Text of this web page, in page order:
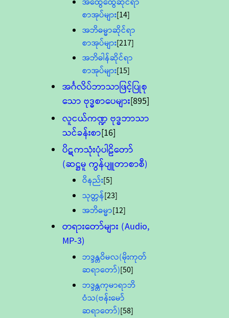
စာအုပ်များ[14]
အဘိဓမ္မာဆိုင်ရာ
စာအုပ်များ[217]
အဘိဓါန်ဆိုင်ရာ
စာအုပ်များ[15]
အင်္ဂလိပ်ဘာသာဖြင့်ပြုစု
သော ဗုဒ္ဓစာပေများ[895]
လူငယ်ကဏ္ဍ ဗုဒ္ဓဘာသာ
သင်ခန်းစာ[16]
ပိဋကသုံးပုံပါဠိတော်
(ဆဋ္ဌမူ ကွန်ပျူတာစာစီ)
ဝိနည်း[5]
သုတ္တန်[23]
အဘိဓမ္မာ[12]
တရားတော်များ (Audio,
MP-3)
ဘဒ္ဒန္တဝိမလ(မိုးကုတ်
ဆရာတော်)[50]
ဘဒ္ဒန္တကုမာရာဘိ
ဝံသ(ဗန်းမော်
ဆရာတော်)[58]